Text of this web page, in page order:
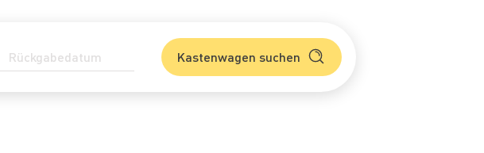
Kastenwagen suchen